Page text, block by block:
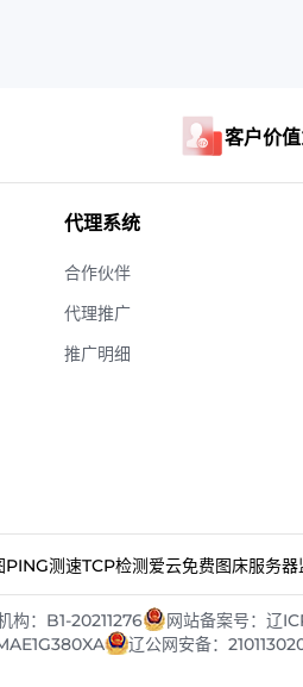
客户价
代理系统
合作伙伴
代理推广
推广明细
PING测速TCP检测爱云免费图床服务器
构：B1-20211276
网站备案号：辽
辽公网安备：